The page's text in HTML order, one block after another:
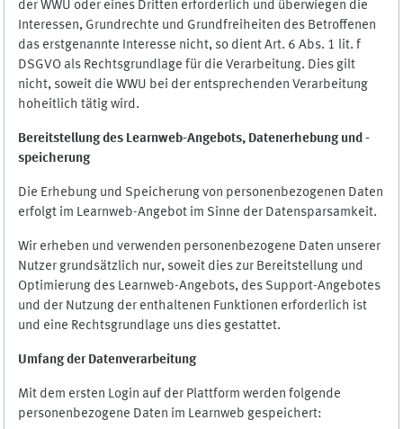
der WWU oder eines Dritten erforderlich und überwiegen die
Interessen, Grundrechte und Grundfreiheiten des Betroffenen
das erstgenannte Interesse nicht, so dient Art. 6 Abs. 1 lit. f
DSGVO als Rechtsgrundlage für die Verarbeitung. Dies gilt
nicht, soweit die WWU bei der entsprechenden Verarbeitung
hoheitlich tätig wird.
Bereitstellung des Learnweb-Angebots, Datenerhebung und -
speicherung
Die Erhebung und Speicherung von personenbezogenen Daten
erfolgt im Learnweb-Angebot im Sinne der Datensparsamkeit.
Wir erheben und verwenden personenbezogene Daten unserer
Nutzer grundsätzlich nur, soweit dies zur Bereitstellung und
Optimierung des Learnweb-Angebots, des Support-Angebotes
und der Nutzung der enthaltenen Funktionen erforderlich ist
und eine Rechtsgrundlage uns dies gestattet.
Umfang der Datenverarbeitung
Mit dem ersten Login auf der Plattform werden folgende
personenbezogene Daten im Learnweb gespeichert: